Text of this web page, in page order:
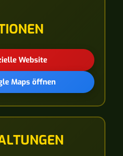
Website
Maps öffnen